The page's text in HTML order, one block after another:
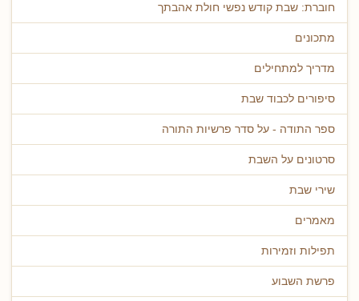
חוברת: שבת קודש נפשי חולת אהבתך
מתכונים
מדריך למתחילים
סיפורים לכבוד שבת
ספר התודה - על סדר פרשיות התורה
סרטונים על השבת
שירי שבת
מאמרים
תפילות וזמירות
פרשת השבוע